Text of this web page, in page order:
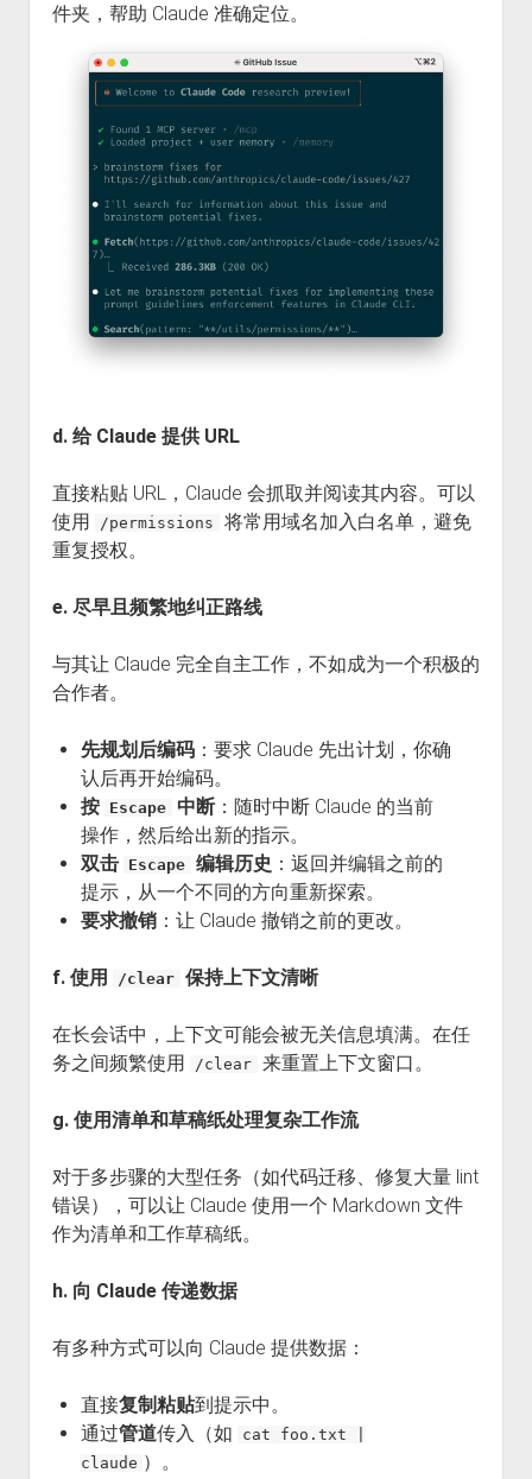
件夹，帮助 Claude 准确定位。
d. 给 Claude 提供 URL
直接粘贴 URL，Claude 会抓取并阅读其内容。可以
使用
/permissions
将常用域名加入白名单，避免
重复授权。
e. 尽早且频繁地纠正路线
与其让 Claude 完全自主工作，不如成为一个积极的
合作者。
先规划后编码：要求 Claude 先出计划，你确
认后再开始编码。
按 Escape 中断 ：随时中断 Claude 的当前
操作，然后给出新的指示。
双击 Escape 编辑历史 ：返回并编辑之前的
提示，从一个不同的方向重新探索。
要求撤销：让 Claude 撤销之前的更改。
f. 使用 /clear 保持上下文清晰
在长会话中，上下文可能会被无关信息填满。在任
务之间频繁使用
/clear 来重置上下文窗口。
g. 使用清单和草稿纸处理复杂工作流
对于多步骤的大型任务（如代码迁移、修复大量 lint
错误），可以让 Claude 使用一个 Markdown 文件
作为清单和工作草稿纸。
h. 向 Claude 传递数据
有多种方式可以向 Claude 提供数据：
直接复制粘贴到提示中。
通过管道传入（如
cat foo.txt |
claude ）。